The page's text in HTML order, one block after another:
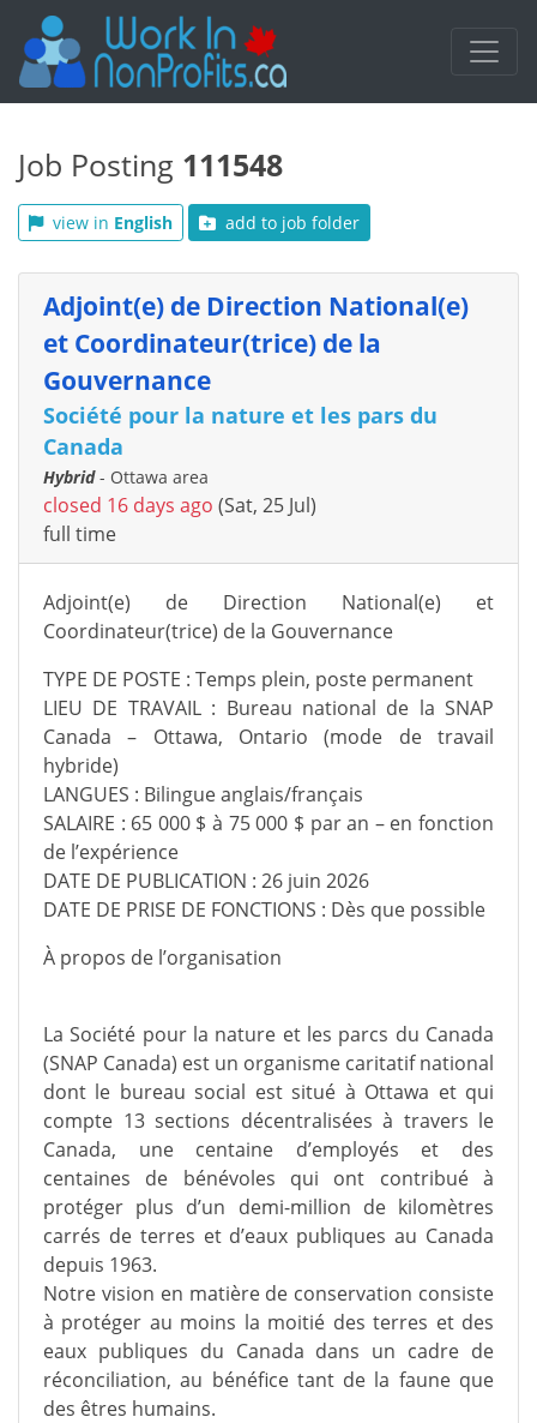
Job Posting 111548
view in English add to job folder
Adjoint(e) de Direction National(e)
et Coordinateur(trice) de la
Gouvernance
Société pour la nature et les pars du
Canada
Hybrid- Ottawa area
closed 16 days ago (Sat, 25 Jul)
full time
Adjoint(e) de Direction National(e) et
Coordinateur(trice) de la Gouvernance
TYPE DE POSTE : Temps plein, poste permanent
LIEU DE TRAVAIL : Bureau national de la SNAP
Canada – Ottawa, Ontario (mode de travail
hybride)
LANGUES : Bilingue anglais/français
SALAIRE : 65 000 $ à 75 000 $ par an – en fonction
de l’expérience
DATE DE PUBLICATION : 26 juin 2026
DATE DE PRISE DE FONCTIONS : Dès que possible
À propos de l’organisation
La Société pour la nature et les parcs du Canada
(SNAP Canada) est un organisme caritatif national
dont le bureau social est situé à Ottawa et qui
compte 13 sections décentralisées à travers le
Canada, une centaine d’employés et des
centaines de bénévoles qui ont contribué à
protéger plus d’un demi-million de kilomètres
carrés de terres et d’eaux publiques au Canada
depuis 1963.
Notre vision en matière de conservation consiste
à protéger au moins la moitié des terres et des
eaux publiques du Canada dans un cadre de
réconciliation, au bénéfice tant de la faune que
des êtres humains.